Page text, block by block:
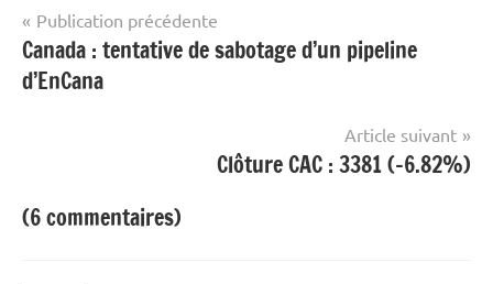
Navigation
de
l’article
Publication précédente
Canada : tentative de sabotage d’un pipeline
d’EnCana
Article suivant
Clôture CAC : 3381 (-6.82%)
(6 commentaires)